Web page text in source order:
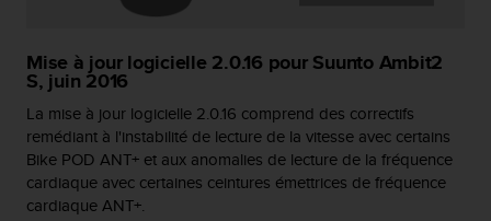
Mise à jour logicielle 2.0.16 pour Suunto Ambit2
S, juin 2016
La mise à jour logicielle 2.0.16 comprend des correctifs
remédiant à l'instabilité de lecture de la vitesse avec certains
Bike POD ANT+ et aux anomalies de lecture de la fréquence
cardiaque avec certaines ceintures émettrices de fréquence
cardiaque ANT+.